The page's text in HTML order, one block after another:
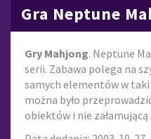
Gra Neptune
Gry Mahjong. Neptune
serii. Zabawa polega na
samych elementów w
można było
obiektów i nie załamującą